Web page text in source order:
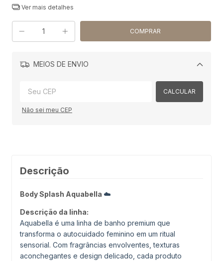
Ver mais detalhes
MEIOS DE ENVIO
Alterar CEP
CALCULAR
Não sei meu CEP
Descrição
Body Splash Aquabella ☁️
Descrição da linha:
Aquabella é uma linha de banho premium que
transforma o autocuidado feminino em um ritual
sensorial. Com fragrâncias envolventes, texturas
aconchegantes e design delicado, cada produto